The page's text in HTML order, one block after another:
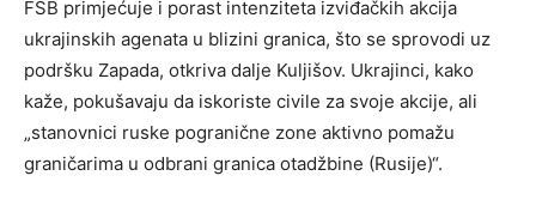
FSB primjećuje i porast intenziteta izviđačkih akcija
ukrajinskih agenata u blizini granica, što se sprovodi uz
podršku Zapada, otkriva dalje Kuljišov. Ukrajinci, kako
kaže, pokušavaju da iskoriste civile za svoje akcije, ali
„stanovnici ruske pogranične zone aktivno pomažu
graničarima u odbrani granica otadžbine (Rusije)“.